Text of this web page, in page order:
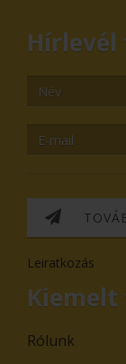
Leiratkozás
Rólunk